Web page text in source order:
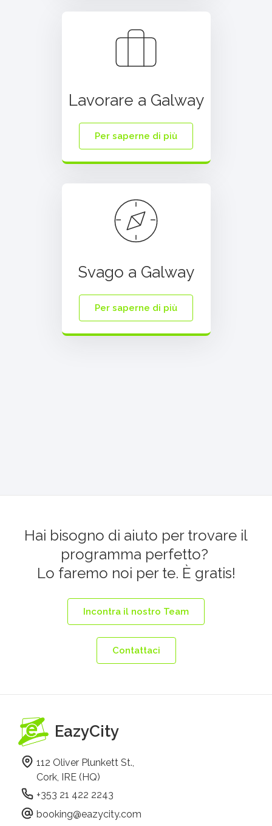
Lavorare a Galway
Per saperne di più
Svago a Galway
Per saperne di più
Hai bisogno di aiuto per trovare il
programma perfetto?
Lo faremo noi per te. È gratis!
Incontra il nostro Team
Contattaci
EazyCity
112 Oliver Plunkett St.,
Cork, IRE (HQ)
+353 21 422 2243
booking@eazycity.com